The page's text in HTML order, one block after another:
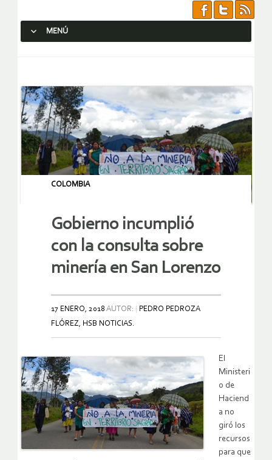
MENÚ
COLOMBIA
Gobierno incumplió
con la consulta sobre
minería en San Lorenzo
17 ENERO, 2018 AUTOR:
PEDRO PEDROZA
FLÓREZ, HSB NOTICIAS.
El
Ministeri
o de
Haciend
a no
giró los
recursos
para que